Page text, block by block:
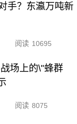
手？东瀛万吨新
阅读 10695
场上的\"蜂群
阅读 8075